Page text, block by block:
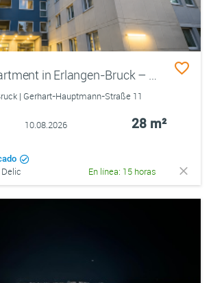
| Gerhart-Hauptmann-Straße 11
10.08.2026 28 m²
En línea: 15 horas